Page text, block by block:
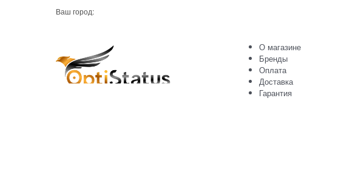
Ваш город:
О магазине
Бренды
Оплата
Доставка
Гарантия